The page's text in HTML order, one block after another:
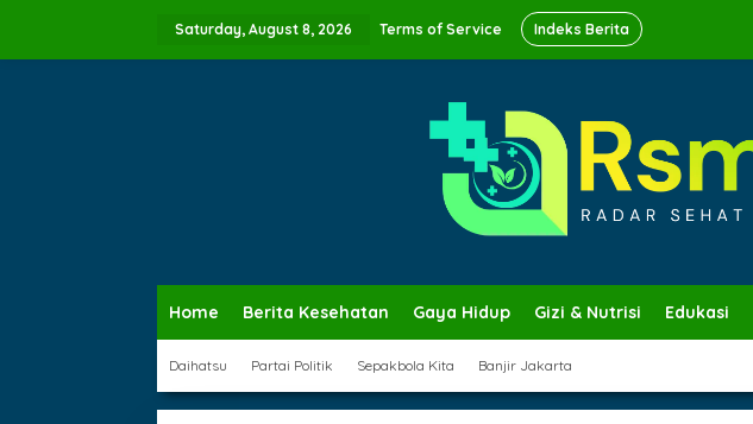
Saturday, August 8, 2026 Terms of Service Indeks Berita
Home Berita Kesehatan Gaya Hidup Gizi & Nutrisi Edukasi
Daihatsu Partai Politik Sepakbola Kita Banjir Jakarta